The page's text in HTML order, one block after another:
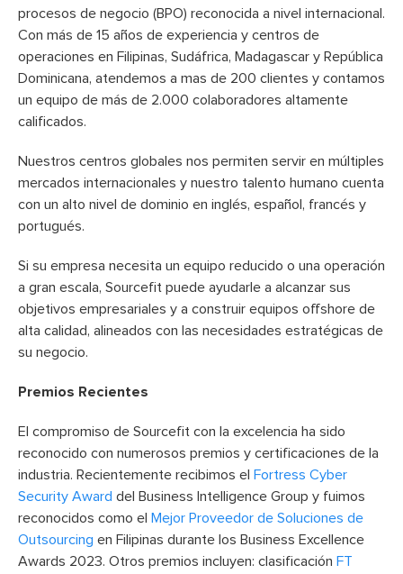
procesos de negocio (BPO) reconocida a nivel internacional.
Con más de 15 años de experiencia y centros de
operaciones en Filipinas, Sudáfrica, Madagascar y República
Dominicana, atendemos a mas de 200 clientes y contamos
un equipo de más de 2.000 colaboradores altamente
calificados.
Nuestros centros globales nos permiten servir en múltiples
mercados internacionales y nuestro talento humano cuenta
con un alto nivel de dominio en inglés, español, francés y
portugués.
Si su empresa necesita un equipo reducido o una operación
a gran escala, Sourcefit puede ayudarle a alcanzar sus
objetivos empresariales y a construir equipos offshore de
alta calidad, alineados con las necesidades estratégicas de
su negocio.
Premios Recientes
El compromiso de Sourcefit con la excelencia ha sido
reconocido con numerosos premios y certificaciones de la
industria. Recientemente recibimos el Fortress Cyber
Security Award del Business Intelligence Group y fuimos
reconocidos como el Mejor Proveedor de Soluciones de
Outsourcing en Filipinas durante los Business Excellence
Awards 2023. Otros premios incluyen: clasificación FT